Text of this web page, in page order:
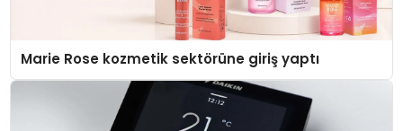
Marie Rose kozmetik sektörüne giriş yaptı